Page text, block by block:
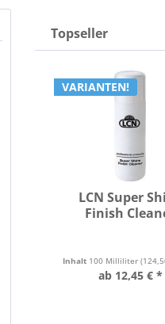
Topseller
VARIANTEN!
LCN Super
Finish
Inhalt 100 Milliliter (124,50
ab 12,45 € *